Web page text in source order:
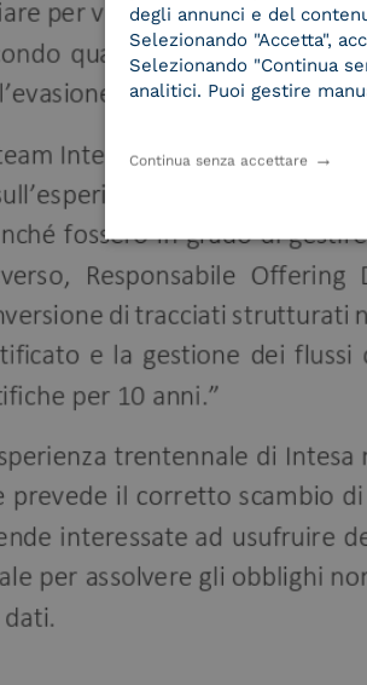
degli annunci e del
Selezionando "Accetta",
Selezionando "Continua
analitici. Puoi gestire
Continua senza accettare